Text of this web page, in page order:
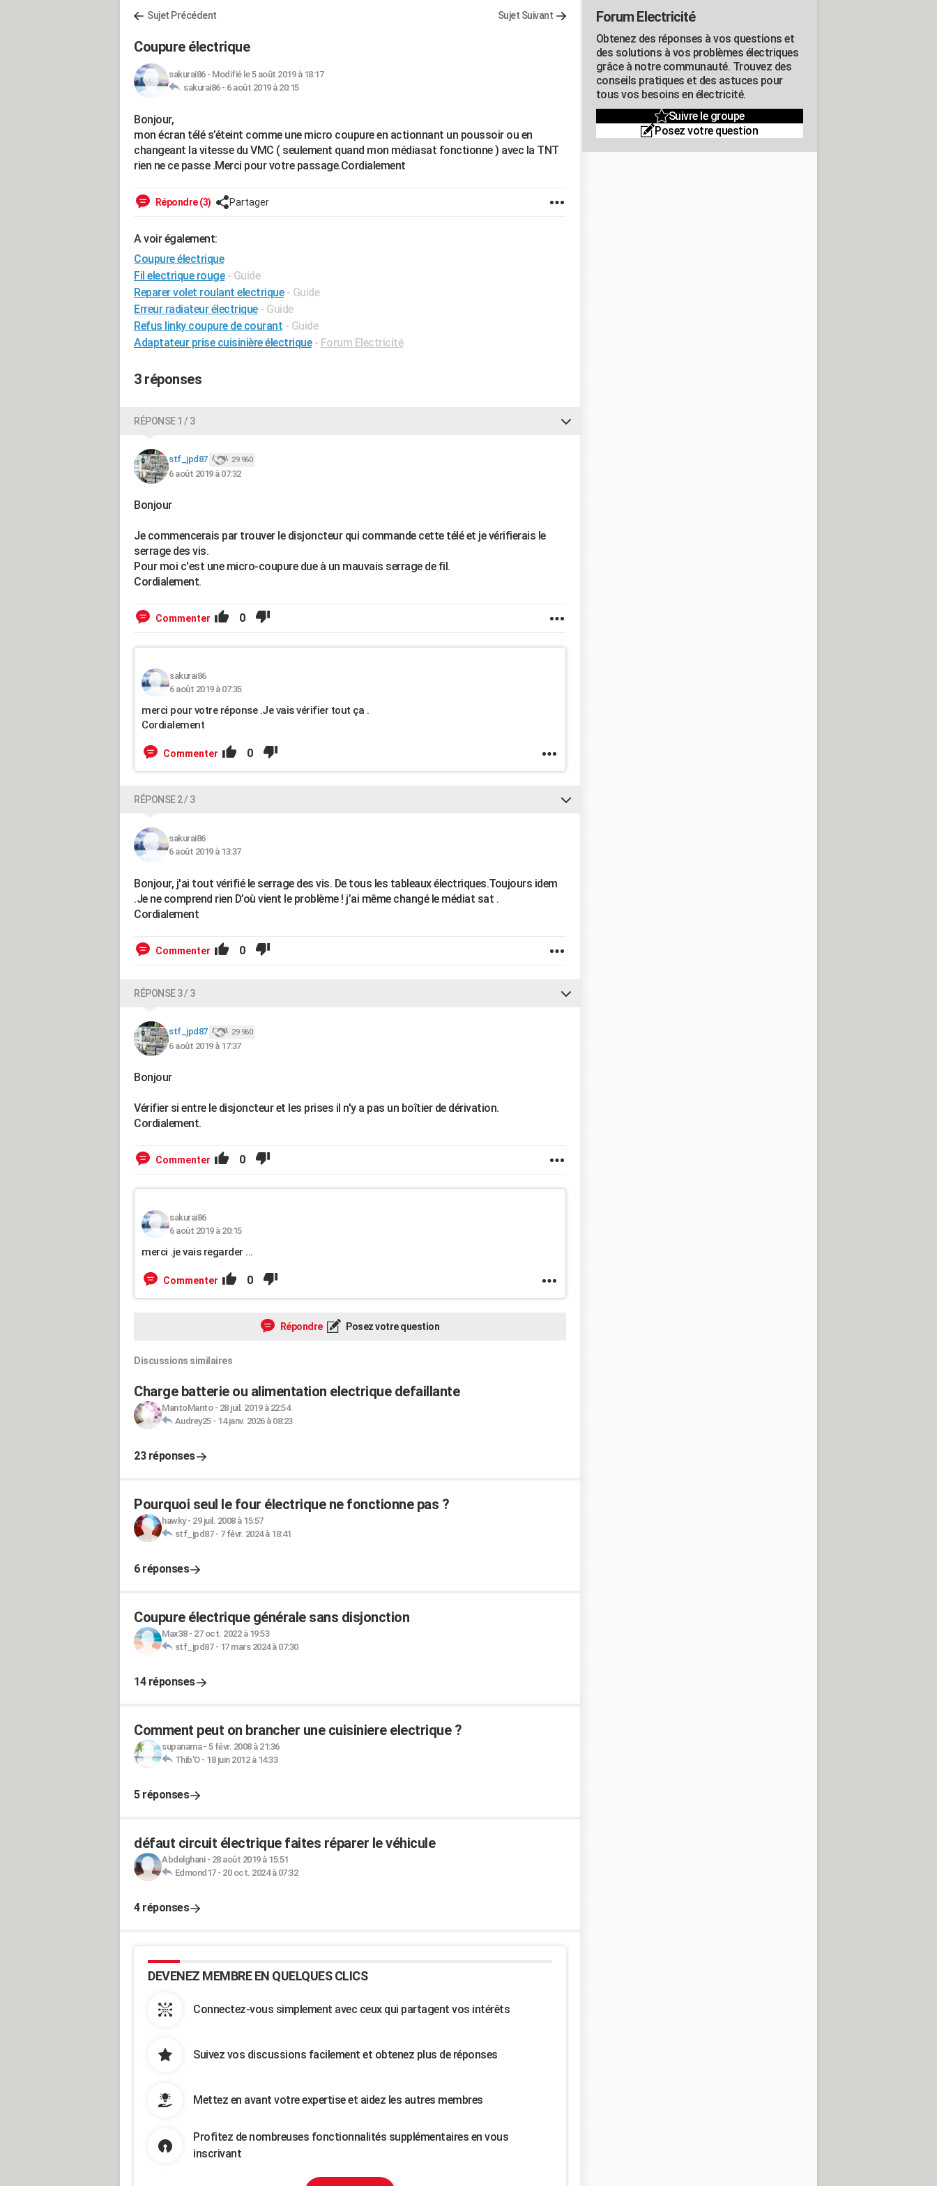
Sujet Précédent Sujet Suivant
Coupure électrique
sakurai86- Modifié le 5 août 2019 à 18:17
sakurai86 - 6 août 2019 à 20:15
Bonjour,
mon écran télé s’éteint comme une micro coupure en actionnant un poussoir ou en
changeant la vitesse du VMC ( seulement quand mon médiasat fonctionne ) avec la TNT
rien ne ce passe .Merci pour votre passage.Cordialement
Répondre (3) Partager
A voir également:
Coupure électrique
Fil electrique rouge - Guide
Reparer volet roulant electrique - Guide
Erreur radiateur électrique - Guide
Refus linky coupure de courant - Guide
Adaptateur prise cuisinière électrique - Forum Electricité
3 réponses
RÉPONSE 1 / 3
stf_jpd87 29 960
6 août 2019 à 07:32
Bonjour
Je commencerais par trouver le disjoncteur qui commande cette télé et je vérifierais le
serrage des vis.
Pour moi c'est une micro-coupure due à un mauvais serrage de fil.
Cordialement.
Commenter 0
sakurai86
6 août 2019 à 07:35
merci pour votre réponse .Je vais vérifier tout ça .
Cordialement
Commenter 0
RÉPONSE 2 / 3
sakurai86
6 août 2019 à 13:37
Bonjour, j'ai tout vérifié le serrage des vis. De tous les tableaux électriques.Toujours idem
.Je ne comprend rien D’où vient le problème ! j’ai même changé le médiat sat .
Cordialement
Commenter 0
RÉPONSE 3 / 3
stf_jpd87 29 960
6 août 2019 à 17:37
Bonjour
Vérifier si entre le disjoncteur et les prises il n'y a pas un boîtier de dérivation.
Cordialement.
Commenter 0
sakurai86
6 août 2019 à 20:15
merci .je vais regarder ...
Commenter 0
Répondre Posez votre question
Discussions similaires
Charge batterie ou alimentation electrique defaillante
MantoManto- 28 juil. 2019 à 22:54
Audrey25- 14 janv. 2026 à 08:23
23 réponses
Pourquoi seul le four électrique ne fonctionne pas ?
hawky- 29 juil. 2008 à 15:57
stf_jpd87- 7 févr. 2024 à 18:41
6 réponses
Coupure électrique générale sans disjonction
Max38- 27 oct. 2022 à 19:53
stf_jpd87- 17 mars 2024 à 07:30
14 réponses
Comment peut on brancher une cuisiniere electrique ?
supanama- 5 févr. 2008 à 21:36
Thib'O- 18 juin 2012 à 14:33
5 réponses
défaut circuit électrique faites réparer le véhicule
Abdelghani- 28 août 2019 à 15:51
Edmond17- 20 oct. 2024 à 07:32
4 réponses
DEVENEZ MEMBRE EN QUELQUES CLICS
Connectez-vous simplement avec ceux qui partagent vos intérêts
Suivez vos discussions facilement et obtenez plus de réponses
Mettez en avant votre expertise et aidez les autres membres
Profitez de nombreuses fonctionnalités supplémentaires en vous
inscrivant
Forum Electricité
Obtenez des réponses à vos questions et
des solutions à vos problèmes électriques
grâce à notre communauté. Trouvez des
conseils pratiques et des astuces pour
tous vos besoins en électricité.
Suivre le groupe
Posez votre question